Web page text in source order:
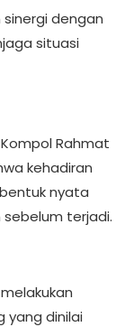
dengan
situasi
Rahmat
kehadiran
nyata
terjadi.
yang dinilai